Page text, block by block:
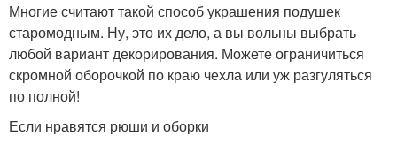
Многие считают такой способ украшения подушек
старомодным. Ну, это их дело, а вы вольны выбрать
любой вариант декорирования. Можете ограничиться
скромной оборочкой по краю чехла или уж разгуляться
по полной!
Если нравятся рюши и оборки